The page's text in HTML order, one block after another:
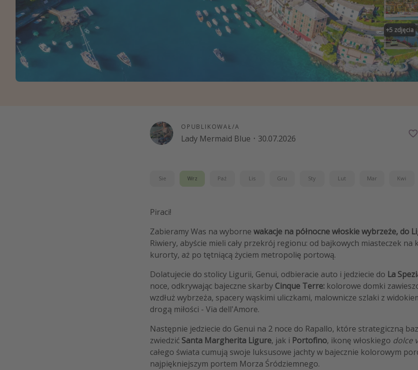
Wszystkie
+5 zdjęcia
OPUBLIKOWAŁ/A
Lady Mermaid Blue · 30.07.2026
Sie Wrz Paź Lis Gru Sty Lut Mar Kwi
Piraci!
Zabieramy Was na wyborne wakacje na północne włoskie wybrzeże, do
Riwiery, abyście mieli cały przekrój regionu: od bajkowych miasteczek na
kurorty, aż po tętniącą życiem metropolię portową.
Dolatujecie do stolicy Ligurii, Genui, odbieracie auto i jedziecie do La
noce, odkrywając bajeczne skarby Cinque Terre: kolorowe domki
wzdłuż wybrzeża, spacery wąskimi uliczkami, malownicze szlaki z
drogą miłości - Via dell'Amore.
Następnie jedziecie do Genui na 2 noce do Rapallo, które strategiczną
zwiedzić Santa Margherita Ligure, jak i Portofino, ikonę włoskiego dolce
całego świata cumują swoje luksusowe jachty w bajecznie kolorowym
najpiękniejszym portem Morza Śródziemnego.